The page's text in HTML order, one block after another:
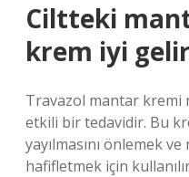
Ciltteki
krem iyi
Travazol mantar kremi
etkili bir tedavidir. Bu
yayılmasını önlemek
hafifletmek için